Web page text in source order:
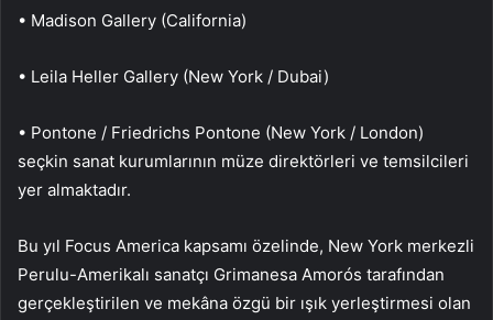
• Madison Gallery (California)
• Leila Heller Gallery (New York / Dubai)
• Pontone / Friedrichs Pontone (New York / London)
seçkin sanat kurumlarının müze direktörleri ve temsilcileri
yer almaktadır.
Bu yıl Focus America kapsamı özelinde, New York merkezli
Perulu-Amerikalı sanatçı Grimanesa Amorós tarafından
gerçekleştirilen ve mekâna özgü bir ışık yerleştirmesi olan